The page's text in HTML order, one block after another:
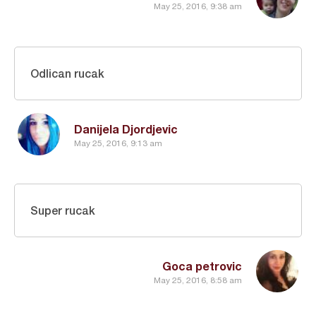
May 25, 2016, 9:38 am
Danijela Djordjevic
May 25, 2016, 9:13 am
Odlican rucak
Goca petrovic
May 25, 2016, 8:58 am
Super rucak